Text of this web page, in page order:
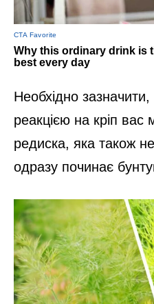
Необхідно
реакцією на кріп вас
редиска, яка також
одразу починає